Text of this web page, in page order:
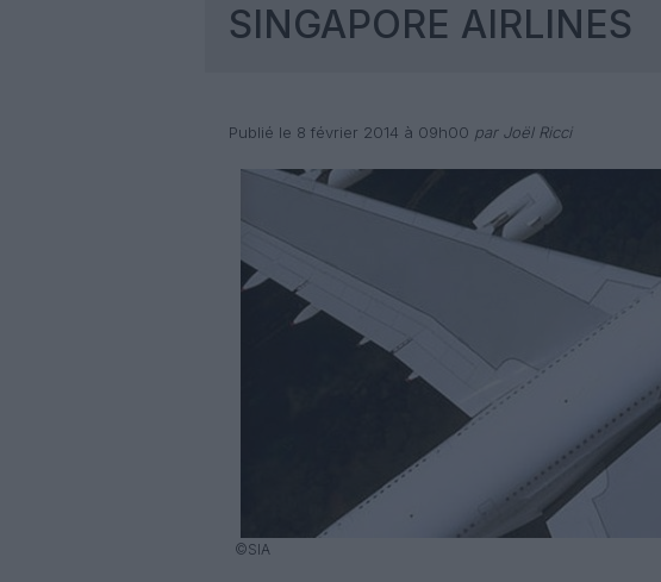
SINGAPORE AIRLINES
Publié le 8 février 2014 à 09h00 par Joël Ricci
©SIA